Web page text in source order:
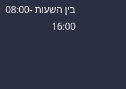
בין השעות 08:00-
16:00